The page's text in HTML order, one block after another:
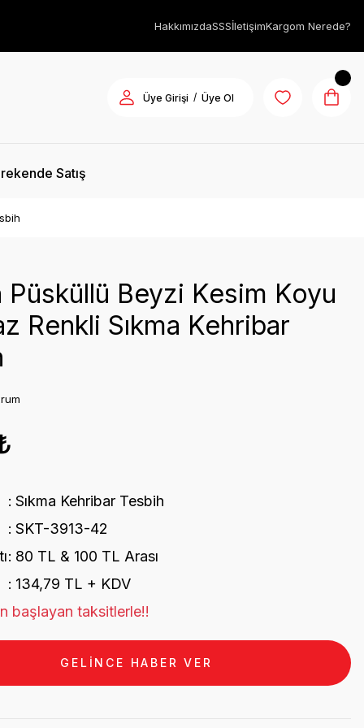
HakkımızdaSSSİletişimKargom Nerede?
Üye Girişi / Üye Ol
Satış
Püsküllü Beyzi Kesim Koyu
Renkli Sıkma Kehribar
Sıkma Kehribar Tesbih
SKT-3913-42
80 TL & 100 TL Arası
134,79 TL + KDV
başlayan taksitlerle!!
GELİNCE HABER VER